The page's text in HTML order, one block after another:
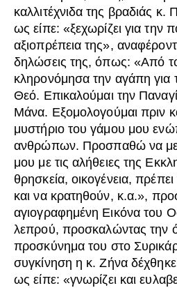
καλλιτέχνιδα της βραδιάς
ως είπε: «ξεχωρίζει για την
αξιοπρέπεια της»,
δηλώσεις της, όπως: «Από
κληρονόμησα την αγάπη για
Θεό. Επικαλούμαι την
Μάνα. Εξομολογούμαι πριν
μυστήριο του γάμου μου
ανθρώπων. Προσπαθώ να
μου με τις αλήθειες της
θρησκεία, οικογένεια,
και να κρατηθούν, κ.α.»,
αγιογραφημένη Εικόνα του
λεπρού, προσκαλώντας την
προσκύνημα του στο
συγκίνηση η κ. Ζήνα
ως είπε: «γνωρίζει και